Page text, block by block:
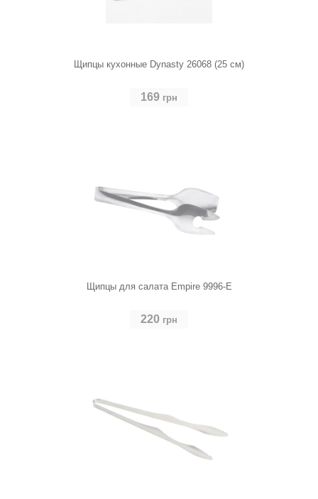
Щипцы кухонные Dynasty 26068 (25 см)
169 грн
Щипцы для салата Empire 9996-E
220 грн